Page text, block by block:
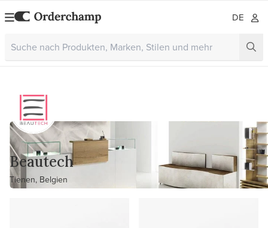
DE
Beautech
Tienen, Belgien